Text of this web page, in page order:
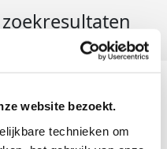
website bezoekt.
technieken om